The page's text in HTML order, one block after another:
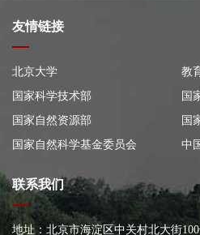
友情链接
北京大学
教
国家科学技术部
国
国家自然资源部
国
国家自然科学基金委员会
中
联系我们
地址：北京市海淀区中关村北大街